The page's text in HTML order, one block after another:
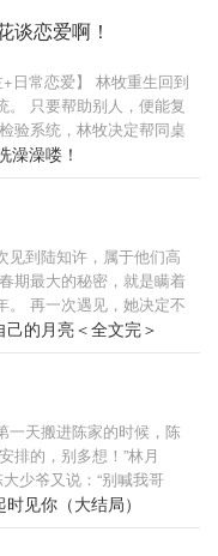
谈恋爱啊！
+日常恋爱】 林牧重生回到
。 只要帮助别人，便能复
验系统，林牧决定帮同桌
看到了情书，误以为是写
宝贝学生啊！ 谁敢找她表
当林牧恳请校花别告诉
！”
澡澡喽！
见到陆知许，属于他们高
期最大的秘密，就是瞒着
。 再一次遇见，她决定不
月亮。 拿着高中时期的
欢他的证据。 “陆知许，
她不知道的是，陆知许也
八年，甚至比她还要
多了两个月。” 后来，言
了高一时送给他的画，
框裱了起来，从高一到
是她当时特别用心写上的
的名字。 最美好的事物
好也在暗恋着你。
的月亮＜全文完＞
一天搬进陈家的时候，陈
排的，别多想！”林月
少爷又说：“别喊我哥
熟，更别...
见你（大结局）